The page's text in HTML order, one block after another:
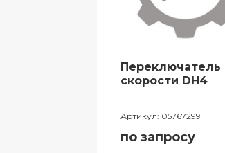
Переключатель
скорости DH4
Артикул: 05767299
по запросу